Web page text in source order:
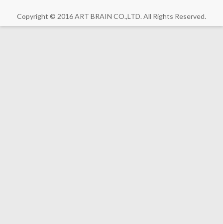
Copyright © 2016 ART BRAIN CO.,LTD. All Rights Reserved.